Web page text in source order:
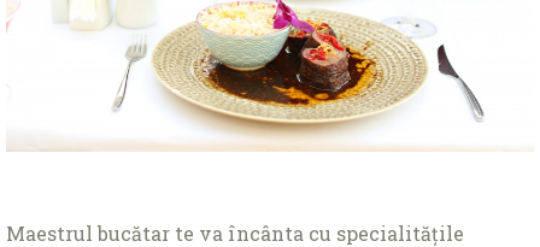
Maestrul bucătar te va încânta cu specialitățile